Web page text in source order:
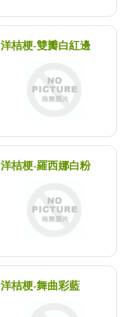
洋桔梗-雙瓣白紅邊
洋桔梗-羅西娜白粉
洋桔梗-舞曲彩藍